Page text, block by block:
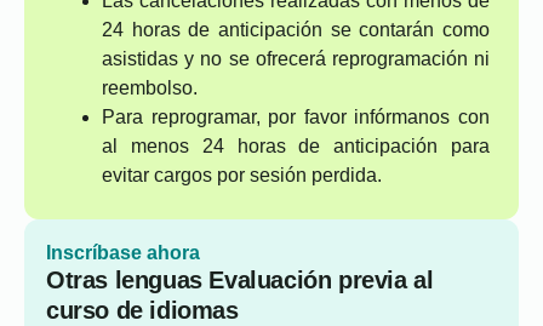
24 horas de anticipación se contarán como
asistidas y no se ofrecerá reprogramación ni
reembolso.
Para reprogramar, por favor infórmanos con
al menos 24 horas de anticipación para
evitar cargos por sesión perdida.
Inscríbase ahora
Otras lenguas Evaluación previa al
curso de idiomas